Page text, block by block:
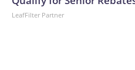
LeafFilter Partner